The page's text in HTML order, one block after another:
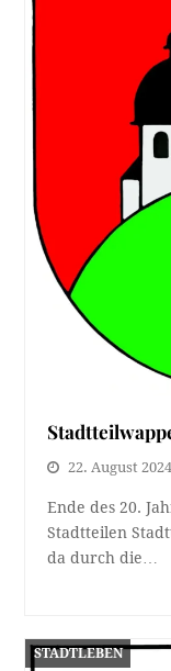
22. August 2024
Ende des 20.
Stadtteilen
da durch die…
STADTLEBEN